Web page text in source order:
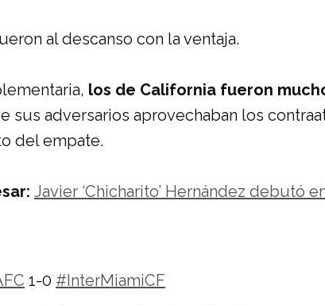
al descanso con la ventaja.
los de California fueron
sus adversarios aprovechaban los
del empate.
Javier ‘Chicharito’ Hernández debutó
1-0 #InterMiamiCF